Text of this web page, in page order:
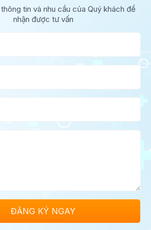
tin và nhu cầu của Quý khách để
nhận được tư vấn